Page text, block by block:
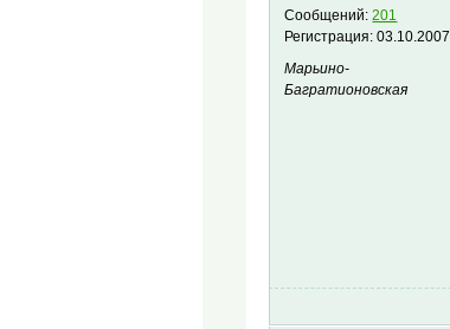
Сообщений:201
Регистрация:03.10.2007
Марьино-
Багратионовская